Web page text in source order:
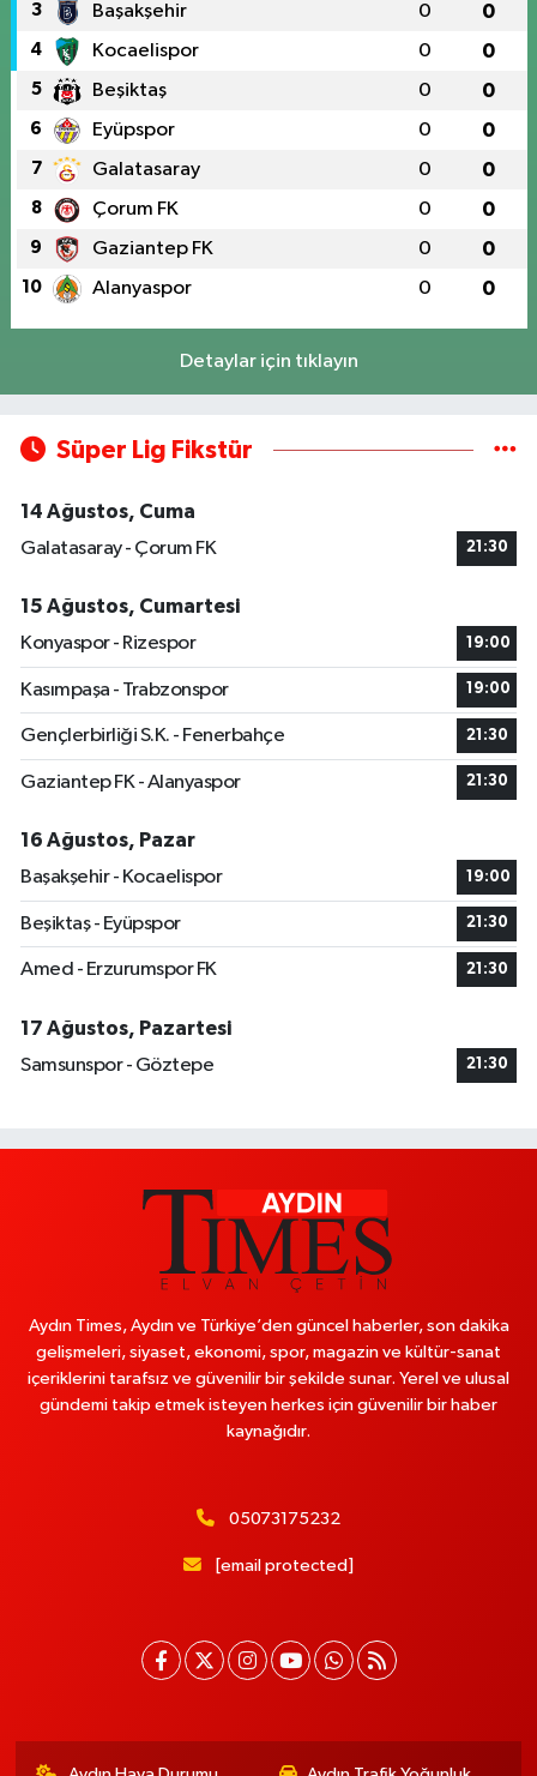
3 Başakşehir 0 0
4 Kocaelispor 0 0
5 Beşiktaş 0 0
6 Eyüpspor 0 0
7 Galatasaray 0 0
8 Çorum FK 0 0
9 Gaziantep FK 0 0
10 Alanyaspor 0 0
Detaylar için tıklayın
Süper Lig Fikstür
14 Ağustos, Cuma
Galatasaray - Çorum FK
21:30
15 Ağustos, Cumartesi
Konyaspor - Rizespor
19:00
Kasımpaşa - Trabzonspor 19:00
Gençlerbirliği S.K. - Fenerbahçe 21:30
Gaziantep FK - Alanyaspor 21:30
16 Ağustos, Pazar
Başakşehir - Kocaelispor
19:00
Beşiktaş - Eyüpspor 21:30
Amed - Erzurumspor FK 21:30
17 Ağustos, Pazartesi
Samsunspor - Göztepe
21:30
Aydın Times, Aydın ve Türkiye’den güncel haberler, son dakika
gelişmeleri, siyaset, ekonomi, spor, magazin ve kültür-sanat
içeriklerini tarafsız ve güvenilir bir şekilde sunar. Yerel ve ulusal
gündemi takip etmek isteyen herkes için güvenilir bir haber
kaynağıdır.
05073175232
[email protected]